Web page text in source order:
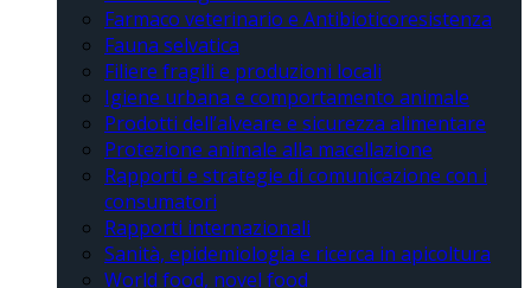
Farmaco veterinario e Antibioticoresistenza
Fauna selvatica
Filiere fragili e produzioni locali
Igiene urbana e comportamento animale
Prodotti dell’alveare e sicurezza alimentare
Protezione animale alla macellazione
Rapporti e strategie di comunicazione con i
consumatori
Rapporti internazionali
Sanità, epidemiologia e ricerca in apicoltura
World food, novel food